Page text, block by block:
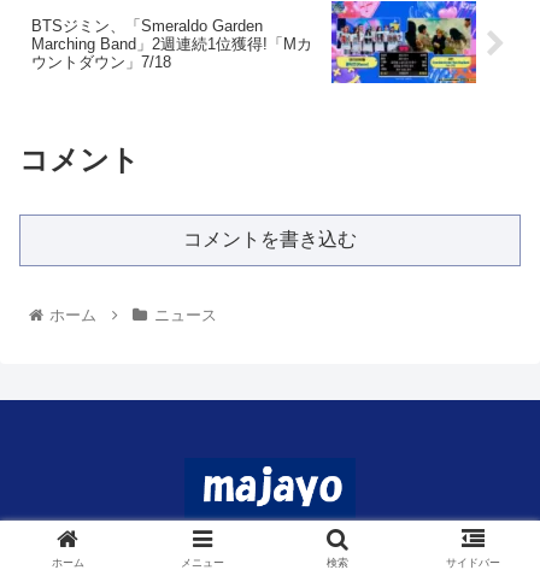
BTSジミン、「Smeraldo Garden
Marching Band」2週連続1位獲得!「Mカ
ウントダウン」7/18
コメント
コメントを書き込む
ホーム ニュース
© 2024 マジャヨ.
ホーム メニュー 検索 サイドバー